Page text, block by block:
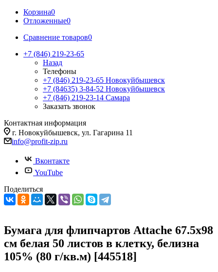
Корзина0
Отложенные0
Сравнение товаров0
+7 (846) 219-23-65
Назад
Телефоны
+7 (846) 219-23-65 Новокуйбышевск
+7 (84635) 3-84-52 Новокуйбышевск
+7 (846) 219-23-14 Самара
Заказать звонок
Контактная информация
г. Новокуйбышевск, ул. Гагарина 11
info@profit-zip.ru
Вконтакте
YouTube
Поделиться
Бумага для флипчартов Attache 67.5х98
см белая 50 листов в клетку, белизна
105% (80 г/кв.м) [445518]